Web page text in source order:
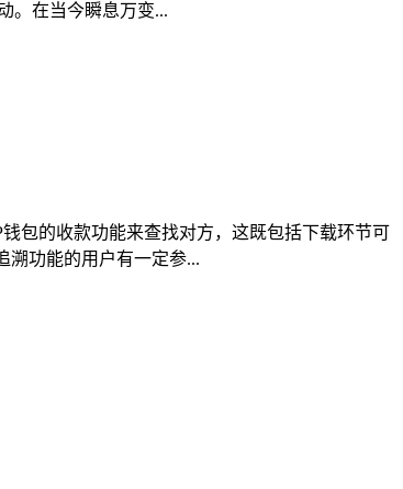
。在当今瞬息万变...
包的收款功能来查找对方，这既包括下载环节可
溯功能的用户有一定参...